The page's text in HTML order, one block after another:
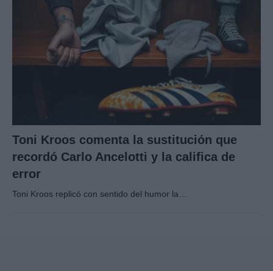
Toni Kroos comenta la sustitución que
recordó Carlo Ancelotti y la califica de
error
Toni Kroos replicó con sentido del humor la…